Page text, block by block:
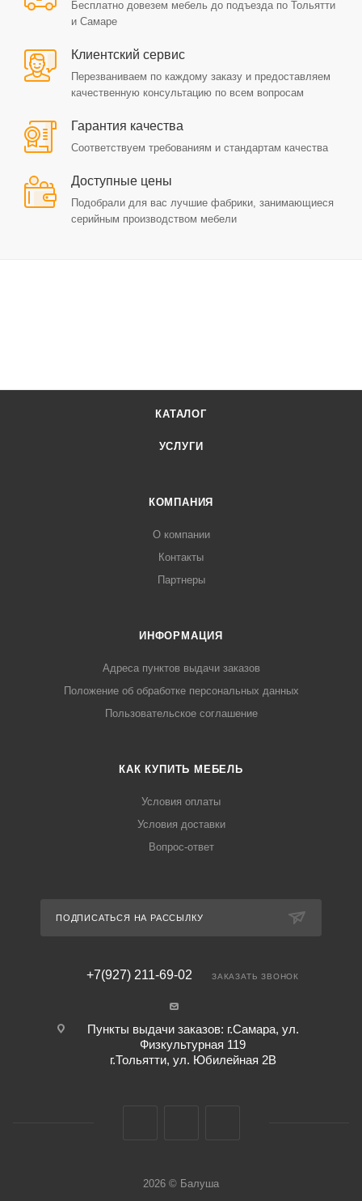
Бесплатно довезем мебель до подъезда по Тольятти
и Самаре
Клиентский сервис
Перезваниваем по каждому заказу и предоставляем
качественную консультацию по всем вопросам
Гарантия качества
Соответствуем требованиям и стандартам качества
Доступные цены
Подобрали для вас лучшие фабрики, занимающиеся
серийным производством мебели
КАТАЛОГ
УСЛУГИ
КОМПАНИЯ
О компании
Контакты
Партнеры
ИНФОРМАЦИЯ
Адреса пунктов выдачи заказов
Положение об обработке персональных данных
Пользовательское соглашение
КАК КУПИТЬ МЕБЕЛЬ
Условия оплаты
Условия доставки
Вопрос-ответ
ПОДПИСАТЬСЯ НА РАССЫЛКУ
+7(927) 211-69-02 ЗАКАЗАТЬ ЗВОНОК
Пункты выдачи заказов: г.Самара, ул.
Физкультурная 119
г.Тольятти, ул. Юбилейная 2В
2026 © Балуша